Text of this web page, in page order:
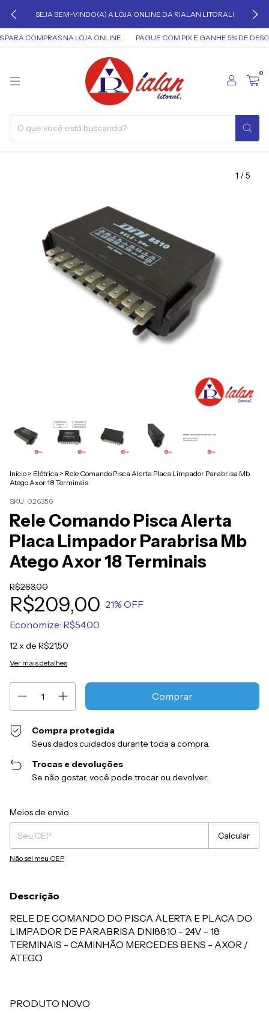
SEJA BEM-VINDO(A) A LOJA ONLINE DA RIALAN LITORAL!
COMPRAS NA LOJA ONLINE PAGUE COM PIX E GANHE 5% DE
0
1 /5
Início > Elétrica > Rele Comando Pisca Alerta Placa Limpador Parabrisa Mb
Atego Axor 18 Terminais
SKU: 026356
Rele Comando Pisca Alerta
Placa Limpador Parabrisa Mb
Atego Axor 18 Terminais
R$263,00
R$209,00 21% OFF
Economize: R$54,00
12x de R$21,50
Ver mais detalhes
Compra protegida
Seus dados cuidados durante toda a compra.
Trocas e devoluções
Se não gostar, você pode trocar ou devolver.
Entregas para o CEP:
Meios de envio
Calcular
Não sei meu CEP
Descrição
RELE DE COMANDO DO PISCA ALERTA E PLACA DO
LIMPADOR DE PARABRISA DNI8810 - 24V - 18
TERMINAIS - CAMINHÃO MERCEDES BENS - AXOR /
ATEGO
PRODUTO NOVO